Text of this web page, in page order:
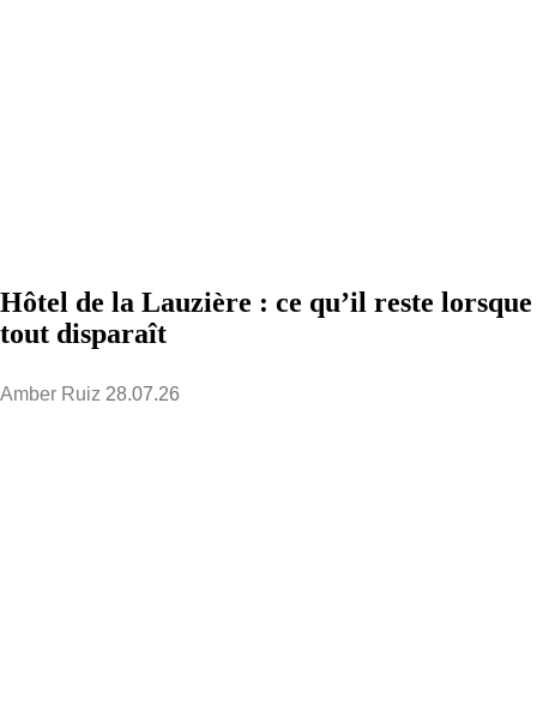
Hôtel de la Lauzière : ce qu’il reste lorsque
tout disparaît
Amber Ruiz 28.07.26